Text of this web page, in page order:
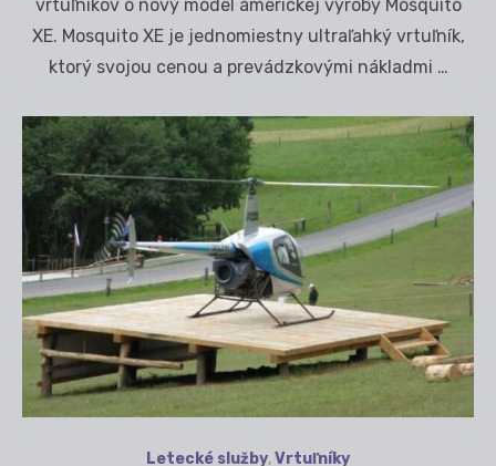
vrtuľníkov o nový model americkej výroby Mosquito
XE. Mosquito XE je jednomiestny ultraľahký vrtuľník,
ktorý svojou cenou a prevádzkovými nákladmi …
Letecké služby,Vrtuľníky